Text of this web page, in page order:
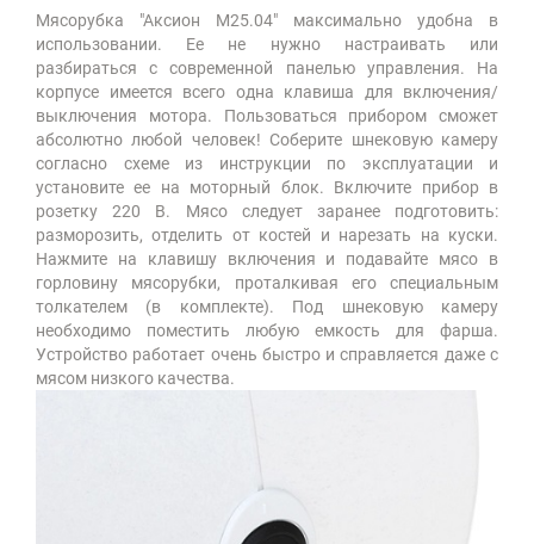
Мясорубка "Аксион М25.04" максимально удобна в
использовании. Ее не нужно настраивать или
разбираться с современной панелью управления. На
корпусе имеется всего одна клавиша для включения/
выключения мотора. Пользоваться прибором сможет
абсолютно любой человек! Соберите шнековую камеру
согласно схеме из инструкции по эксплуатации и
установите ее на моторный блок. Включите прибор в
розетку 220 В. Мясо следует заранее подготовить:
разморозить, отделить от костей и нарезать на куски.
Нажмите на клавишу включения и подавайте мясо в
горловину мясорубки, проталкивая его специальным
толкателем (в комплекте). Под шнековую камеру
необходимо поместить любую емкость для фарша.
Устройство работает очень быстро и справляется даже с
мясом низкого качества.